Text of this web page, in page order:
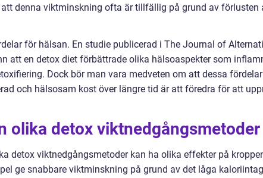
denna viktminskning ofta är tillfällig på grund av förlusten
för hälsan. En studie publicerad i The Journal of
att en detox diet förbättrade olika hälsoaspekter som
Dock bör man vara medveten om att dessa
och hälsosam kost över längre tid är att föredra för att
olika detox viktnedgångsmetoder
detox viktnedgångsmetoder kan ha olika effekter på
ge snabbare viktminskning på grund av det låga